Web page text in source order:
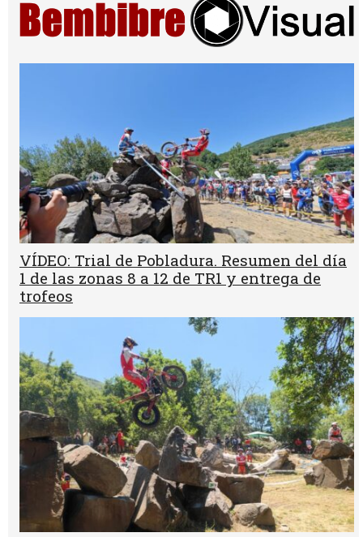
VÍDEO: Trial de Pobladura. Resumen del día
1 de las zonas 8 a 12 de TR1 y entrega de
trofeos